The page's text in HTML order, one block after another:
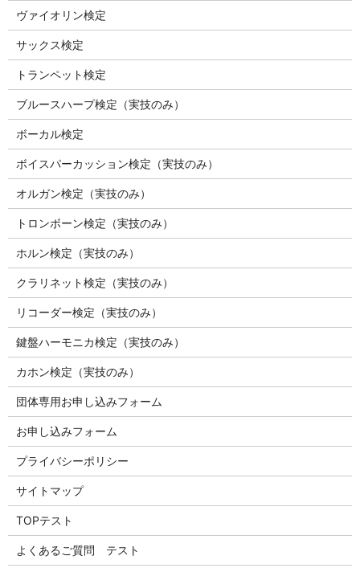
ヴァイオリン検定
サックス検定
トランペット検定
ブルースハープ検定（実技のみ）
ボーカル検定
ボイスパーカッション検定（実技のみ）
オルガン検定（実技のみ）
トロンボーン検定（実技のみ）
ホルン検定（実技のみ）
クラリネット検定（実技のみ）
リコーダー検定（実技のみ）
鍵盤ハーモニカ検定（実技のみ）
カホン検定（実技のみ）
団体専用お申し込みフォーム
お申し込みフォーム
プライバシーポリシー
サイトマップ
TOPテスト
よくあるご質問 テスト